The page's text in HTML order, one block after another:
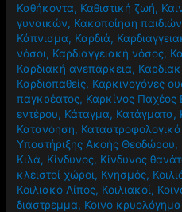
Καθήκοντα, Καθιστική ζωή,
γυναικών, Κακοποίηση παιδιών
Κάπνισμα, Καρδιά,
νόσοι, Καρδιαγγειακή νόσος,
Καρδιακή ανεπάρκεια,
Καρδιοπαθείς, Καρκινογόνες
παγκρέατος, Καρκίνος Παχέος
εντέρου, Κάταγμα, Κατάγματα,
Κατανόηση,
Υποστήριξης Ακοής Θεοδώρου,
Κιλά, Κίνδυνος, Κίνδυνος
κλειστοί χώροι, Κνησμός,
Κοιλιακό Λίπος, Κοιλιακοί,
διάστρεμμα, Κοινό κρυολόγημα